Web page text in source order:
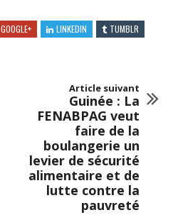
GOOGLE+ LINKEDIN
TUMBLR
Article suivant
Guinée : La
FENABPAG veut
faire de la
boulangerie un
levier de sécurité
alimentaire et de
lutte contre la
pauvreté